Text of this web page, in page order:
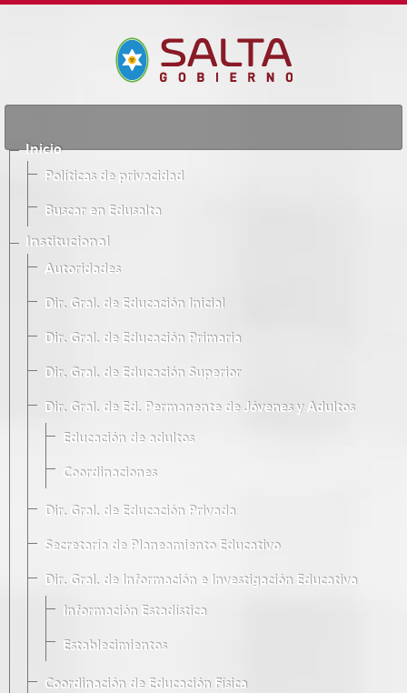
Inicio
Políticas de privacidad
Buscar en Edusalta
Institucional
Autoridades
Dir. Gral. de Educación Inicial
Dir. Gral. de Educación Primaria
Dir. Gral. de Educación Superior
Dir. Gral. de Ed. Permanente de Jóvenes y Adultos
Educación de adultos
Coordinaciones
Dir. Gral. de Educación Privada
Secretaría de Planeamiento Educativo
Dir. Gral. de Información e Investigación Educativa
Información Estadística
Establecimientos
Coordinación de Educación Física